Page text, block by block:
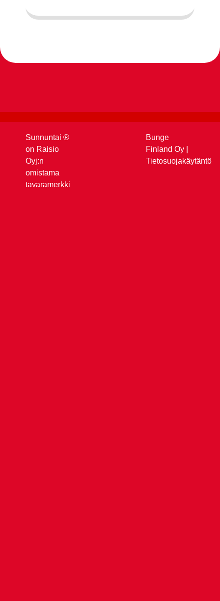
Sunnuntai ®
on Raisio
Oyj:n
omistama
tavaramerkki
Bunge
Finland Oy
Tietosuojakäytäntö